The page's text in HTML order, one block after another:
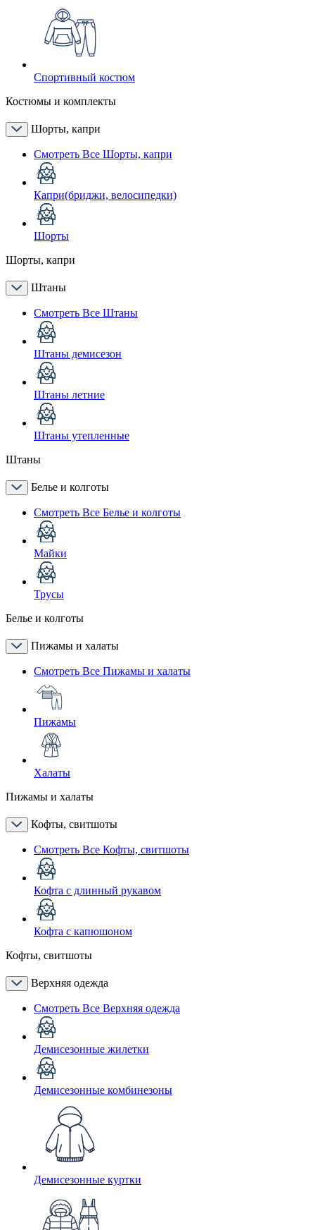
Спортивный костюм
Костюмы и комплекты
Шорты, капри
Смотреть Все Шорты, капри
Капри(бриджи, велосипедки)
Шорты
Шорты, капри
Штаны
Смотреть Все Штаны
Штаны демисезон
Штаны летние
Штаны утепленные
Штаны
Белье и колготы
Смотреть Все Белье и колготы
Майки
Трусы
Белье и колготы
Пижамы и халаты
Смотреть Все Пижамы и халаты
Пижамы
Халаты
Пижамы и халаты
Кофты, свитшоты
Смотреть Все Кофты, свитшоты
Кофта с длинный рукавом
Кофта с капюшоном
Кофты, свитшоты
Верхняя одежда
Смотреть Все Верхняя одежда
Демисезонные жилетки
Демисезонные комбинезоны
Демисезонные куртки